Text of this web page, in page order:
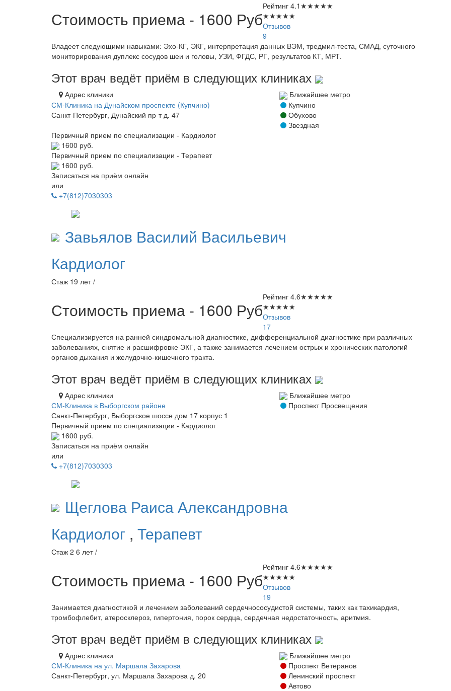
Стоимость приема - 1600 Руб
Рейтинг 4.1 ★★★★★
★★★★★
Отзывов
9
Владеет следующими навыками: Эхо-КГ, ЭКГ, интерпретация данных ВЭМ, тредмил-теста, СМАД, суточного
мониторирования дуплекс сосудов шеи и головы, УЗИ, ФГДС, РГ, результатов КТ, МРТ.
Этот врач ведёт приём в следующих клиниках
Адрес клиники
Ближайшее метро
СМ-Клиника на Дунайском проспекте (Купчино)
Санкт-Петербург, Дунайский пр-т д. 47
Купчино
Обухово
Звездная
Первичный прием по специализации - Кардиолог
1600 руб.
Первичный прием по специализации - Терапевт
1600 руб.
Записаться на приём онлайн
или
+7(812)7030303
Завьялов Василий Васильевич
Кардиолог
Стаж 19 лет /
Стоимость приема - 1600 Руб
Рейтинг 4.6★★★★★
★★★★★
Отзывов
17
Специализируется на ранней синдромальной диагностике, дифференциальной диагностике при различных
заболеваниях, снятие и расшифровке ЭКГ, а также занимается лечением острых и хронических патологий
органов дыхания и желудочно-кишечного тракта.
Этот врач ведёт приём в следующих клиниках
Адрес клиники
Ближайшее метро
СМ-Клиника в Выборгском районе
Санкт-Петербург, Выборгское шоссе дом 17 корпус 1
Проспект Просвещения
Первичный прием по специализации - Кардиолог
1600 руб.
Записаться на приём онлайн
или
+7(812)7030303
Щеглова Раиса Александровна
Кардиолог , Терапевт
Стаж 2 6 лет /
Стоимость приема - 1600 Руб
Рейтинг 4.6★★★★★
★★★★★
Отзывов
19
Занимается диагностикой и лечением заболеваний сердечнососудистой системы, таких как тахикардия,
тромбофлебит, атеросклероз, гипертония, порок сердца, сердечная недостаточность, аритмия.
Этот врач ведёт приём в следующих клиниках
Адрес клиники
Ближайшее метро
СМ-Клиника на ул. Маршала Захарова
Санкт-Петербург, ул. Маршала Захарова д. 20
Проспект Ветеранов
Ленинский проспект
Автово